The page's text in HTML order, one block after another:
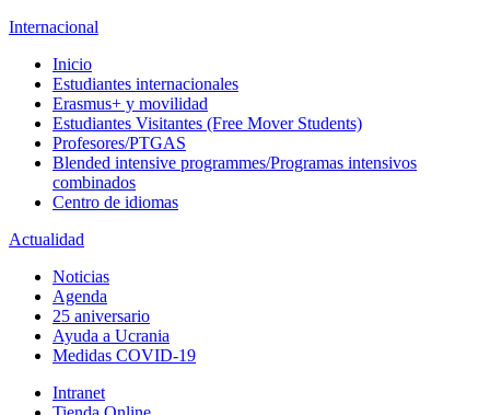
Internacional
Inicio
Estudiantes internacionales
Erasmus+ y movilidad
Estudiantes Visitantes (Free Mover Students)
Profesores/PTGAS
Blended intensive programmes/Programas intensivos
combinados
Centro de idiomas
Actualidad
Noticias
Agenda
25 aniversario
Ayuda a Ucrania
Medidas COVID-19
Intranet